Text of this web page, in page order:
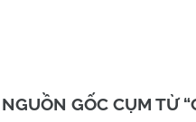
NGUỒN GỐC CỤM TỪ